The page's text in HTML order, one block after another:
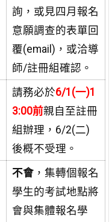
詢，或見四月報名
意願調查的表單回
覆(email)，或洽導
師/註冊組確認。
請務必於6/1(一)1
3:00前親自至註冊
組辦理，6/2(二)
後概不受理。
不會，集轉個報名
學生的考試地點將
會與集體報名學